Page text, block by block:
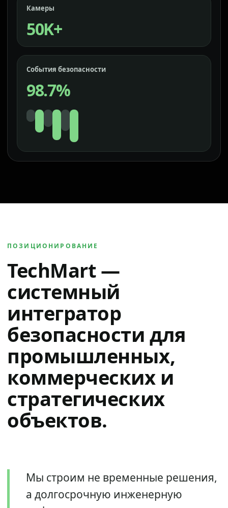
Камеры
50K+
События безопасности
98.7%
ПОЗИЦИОНИРОВАНИЕ
TechMart —
системный
интегратор
безопасности для
промышленных,
коммерческих и
стратегических
объектов.
Мы строим не временные решения,
а долгосрочную инженерную